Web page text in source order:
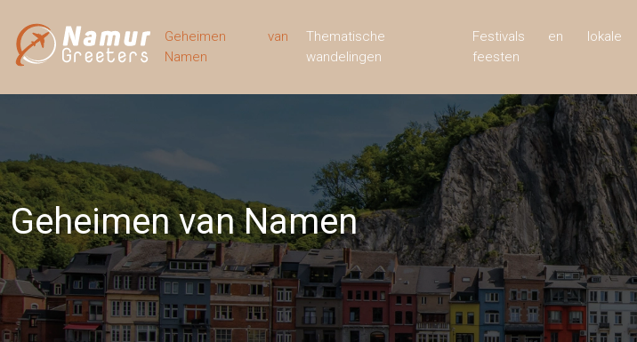
Geheimen van
Namen
Thematische
wandelingen
Festivals en lokale
feesten
Geheimen van Namen